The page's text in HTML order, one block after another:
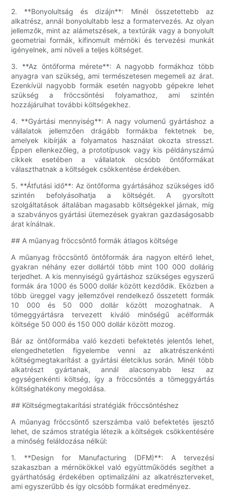
2. **Bonyolultság és dizájn**: Minél összetettebb az
alkatrész, annál bonyolultabb lesz a formatervezés. Az olyan
jellemzők, mint az alámetszések, a textúrák vagy a bonyolult
geometriai formák, kifinomult mérnöki és tervezési munkát
igényelnek, ami növeli a teljes költséget.
3. **Az öntőforma mérete**: A nagyobb formákhoz több
anyagra van szükség, ami természetesen megemeli az árat.
Ezenkívül nagyobb formák esetén nagyobb gépekre lehet
szükség a fröccsöntési folyamathoz, ami szintén
hozzájárulhat további költségekhez.
4. **Gyártási mennyiség**: A nagy volumenű gyártáshoz a
vállalatok jellemzően drágább formákba fektetnek be,
amelyek kibírják a folyamatos használat okozta stresszt.
Éppen ellenkezőleg, a prototípusok vagy kis példányszámú
cikkek esetében a vállalatok olcsóbb öntőformákat
választhatnak a költségek csökkentése érdekében.
5. **Átfutási idő**: Az öntőforma gyártásához szükséges idő
szintén befolyásolhatja a költségét. A gyorsított
szolgáltatások általában magasabb költségekkel járnak, míg
a szabványos gyártási ütemezések gyakran gazdaságosabb
árat kínálnak.
## A műanyag fröccsöntő formák átlagos költsége
A műanyag fröccsöntő öntőformák ára nagyon eltérő lehet,
gyakran néhány ezer dollártól több mint 100 000 dollárig
terjedhet. A kis mennyiségű gyártáshoz szükséges egyszerű
formák ára 1000 és 5000 dollár között kezdődik. Eközben a
több üreggel vagy jellemzővel rendelkező összetett formák
10 000 és 50 000 dollár között mozoghatnak. A
tömeggyártásra tervezett kiváló minőségű acélformák
költsége 50 000 és 150 000 dollár között mozog.
Bár az öntőformába való kezdeti befektetés jelentős lehet,
elengedhetetlen figyelembe venni az alkatrészenkénti
költségmegtakarítást a gyártási életciklus során. Minél több
alkatrészt gyártanak, annál alacsonyabb lesz az
egységenkénti költség, így a fröccsöntés a tömeggyártás
költséghatékony megoldása.
## Költségmegtakarítási stratégiák fröccsöntéshez
A műanyag fröccsöntő szerszámba való befektetés ijesztő
lehet, de számos stratégia létezik a költségek csökkentésére
a minőség feláldozása nélkül:
1. **Design for Manufacturing (DFM)**: A tervezési
szakaszban a mérnökökkel való együttműködés segíthet a
gyárthatóság érdekében optimalizálni az alkatrészterveket,
ami egyszerűbb és így olcsóbb formákat eredményez.